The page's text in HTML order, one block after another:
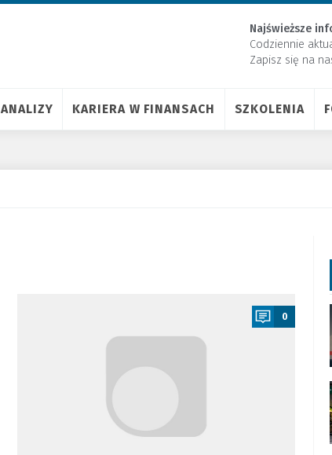
Najświeższe
Codziennie
Zapisz się na
ANALIZY KARIERA W FINANSACH SZKOLENIA
0